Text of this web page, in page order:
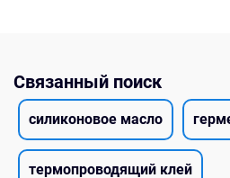
Связанный поиск
силиконовое масло
термопроводящий клей